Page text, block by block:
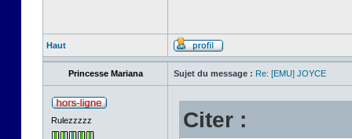
Haut
Princesse Mariana Sujet du message : Re: [EMU] JOYCE
Rulezzzzz Citer :